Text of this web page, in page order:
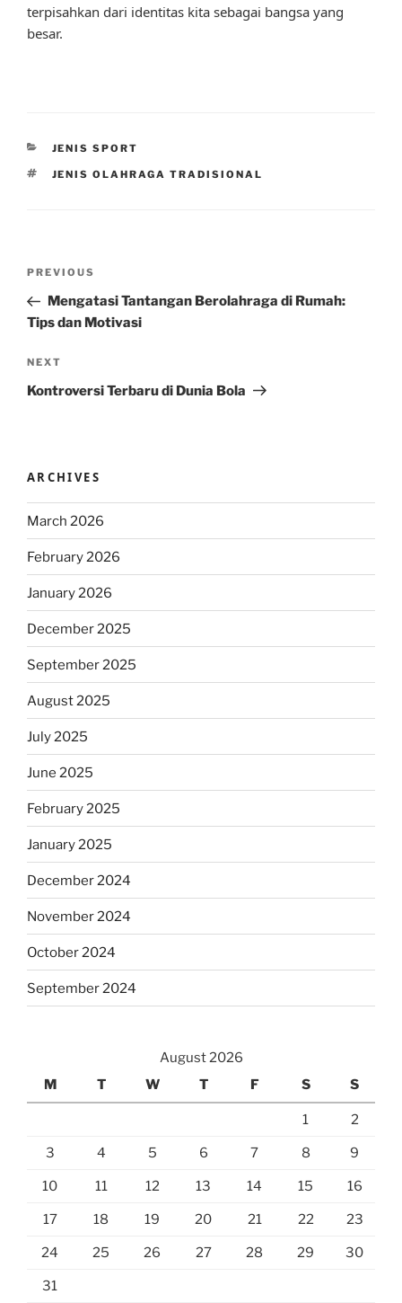
terpisahkan dari identitas kita sebagai bangsa yang
besar.
CATEGORIES
JENIS SPORT
TAGS
JENIS OLAHRAGA TRADISIONAL
Previous
Post
PREVIOUS
Mengatasi Tantangan Berolahraga di Rumah:
Tips dan Motivasi
Next
Post
NEXT
Kontroversi Terbaru di Dunia Bola
ARCHIVES
March 2026
February 2026
January 2026
December 2025
September 2025
August 2025
July 2025
June 2025
February 2025
January 2025
December 2024
November 2024
October 2024
September 2024
August 2026
M
T W T F S S
1 2
3 4 5 6 7 8 9
10 11 12 13 14 15 16
17 18 19 20 21 22 23
24 25 26 27 28 29 30
31